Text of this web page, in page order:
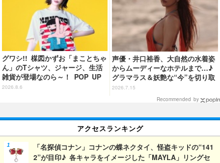
グワシ!! 楳図かずお「まことちゃ
ん」のTシャツ、ジャージ、生活
雑貨が登場なのら～！ POP UP
STORE in 墓場の画廊開催【8月
2026.8.6
声優・井口裕香、大自然の水着姿
からムーディーなホテルまで…♪
グラマラス＆妖艶な“今”を切り取
り！3冊目写真集が発売中
2026.7.15
Recommended by
アクセスランキング
「名探偵コナン」コナンの蝶ネクタイ、怪盗キッドの“141
2”が目印♪ 各キャラをイメージした「MAYLA」リングセ